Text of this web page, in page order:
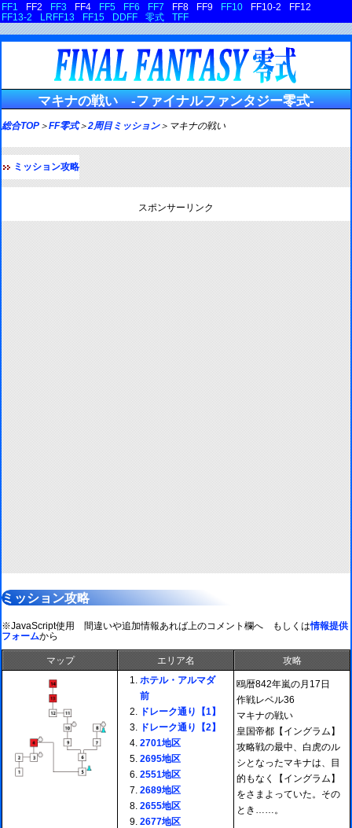
FF1 FF2 FF3 FF4 FF5 FF6 FF7 FF8 FF9 FF10 FF10-2
FF12
FF13-2
LRFF13 FF15 DDFF 零式 TFF
マキナの戦い -ファイナルファンタジー零式-
総合TOP ＞FF零式＞2周目ミッション＞マキナの戦い
ミッション攻略
スポンサーリンク
ミッション攻略
※JavaScript使用 間違いや追加情報あれば上のコメント欄へ もしくは情報提供
フォームから
マップ エリア名
攻略
ホテル・アルマダ
前
ドレーク通り【1】
ドレーク通り【2】
2701地区
2695地区
2551地区
2689地区
2655地区
2677地区
鴎暦842年嵐の月17日
作戦レベル36
マキナの戦い
皇国帝都【イングラム】
攻略戦の最中、白虎のル
シとなったマキナは、目
的もなく【イングラム】
をさまよっていた。その
とき……。